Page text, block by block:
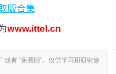
版合集
www.ittel.cn
或者 “免费版”，仅供学习和研究使